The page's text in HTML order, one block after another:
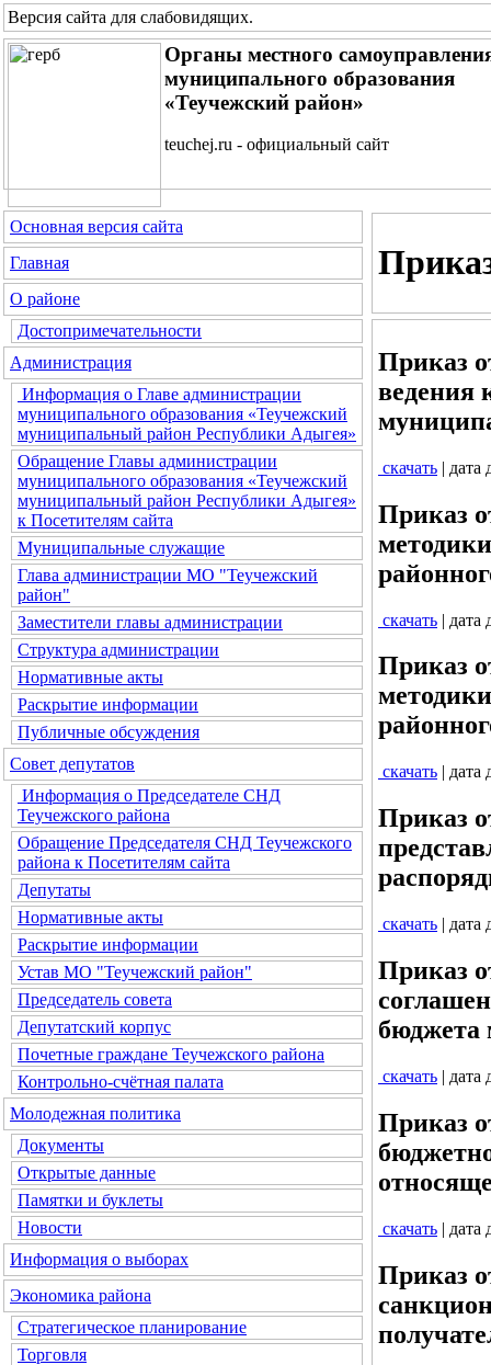
Версия сайта для слабовидящих.
Органы местного
муниципального образования
«Теучежский район»
teuchej.ru - официальный сайт
Основная версия сайта
Главная
О районе
Достопримечательности
Администрация
Информация о Главе администрации
муниципального образования «Теучежский
муниципальный район Республики Адыгея»
Обращение Главы администрации
муниципального образования «Теучежский
муниципальный район Республики Адыгея»
к Посетителям сайта
Муниципальные служащие
Глава администрации МО "Теучежский
район"
Заместители главы администрации
Структура администрации
Нормативные акты
Раскрытие информации
Публичные обсуждения
Совет депутатов
Информация о Председателе СНД
Теучежского района
Обращение Председателя СНД Теучежского
района к Посетителям сайта
Депутаты
Нормативные акты
Раскрытие информации
Устав МО "Теучежский район"
Председатель совета
Депутатский корпус
Почетные граждане Теучежского района
Контрольно-счётная палата
Молодежная политика
Документы
Открытые данные
Памятки и буклеты
Новости
Информация о выборах
Экономика района
Стратегическое планирование
Торговля
Приказ
ведения
скачать | дата
Приказ
скачать | дата
Приказ
скачать | дата
Приказ
скачать | дата
Приказ
бюджета
скачать | дата
Приказ
скачать | дата
Приказ